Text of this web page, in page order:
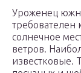
Уроженец
требователен
солнечное
ветров.
известковые.